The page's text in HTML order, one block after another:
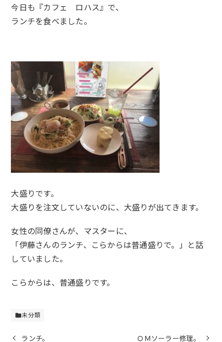
今日も『カフェ ロハス』で、
ランチを食べました。
大盛りです。
大盛りを注文していないのに、大盛りが出てきます。
女性の同僚さんが、マスターに、
「伊藤さんのランチ、こらからは普通盛りで。」と話
していました。
こらからは、普通盛りです。
folder未分類
ランチ。 ＯＭソーラー修理。